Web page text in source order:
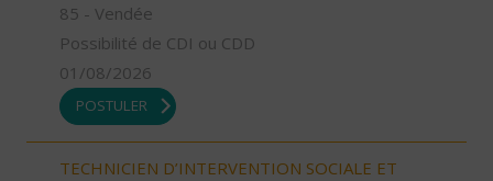
85 - Vendée
Possibilité de CDI ou CDD
01/08/2026
POSTULER
TECHNICIEN D’INTERVENTION SOCIALE ET